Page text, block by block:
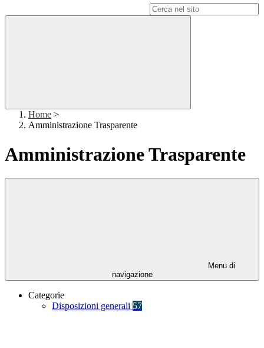
Home >
Amministrazione Trasparente
Amministrazione Trasparente
Menu di
navigazione
Categorie
Disposizioni generali 57